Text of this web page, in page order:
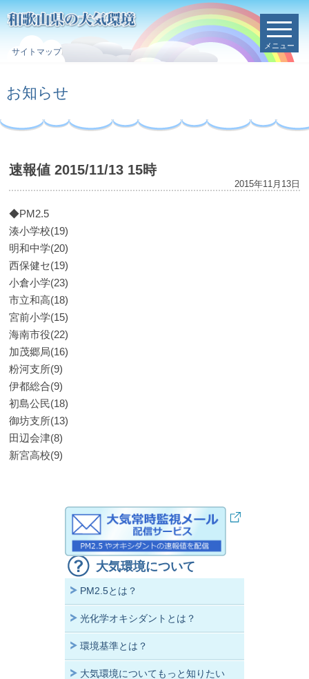
サイトマップ
メニュー
お知らせ
速報値 2015/11/13 15時
2015年11月13日
◆PM2.5
湊小学校(19)
明和中学(20)
西保健セ(19)
小倉小学(23)
市立和高(18)
宮前小学(15)
海南市役(22)
加茂郷局(16)
粉河支所(9)
伊都総合(9)
初島公民(18)
御坊支所(13)
田辺会津(8)
新宮高校(9)
大気環境について
PM2.5とは？
光化学オキシダントとは？
環境基準とは？
大気環境についてもっと知りたい